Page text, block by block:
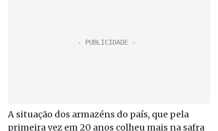
A situação dos armazéns do país, que pela
primeira vez em 20 anos colheu mais na safra